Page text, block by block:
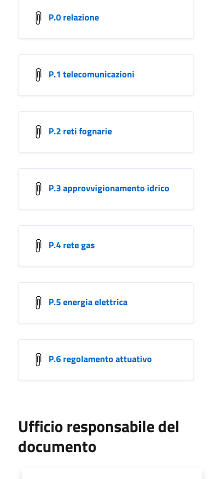
P.0 relazione
P.1 telecomunicazioni
P.2 reti fognarie
P.3 approvvigionamento idrico
P.4 rete gas
P.5 energia elettrica
P.6 regolamento attuativo
Ufficio responsabile del
documento